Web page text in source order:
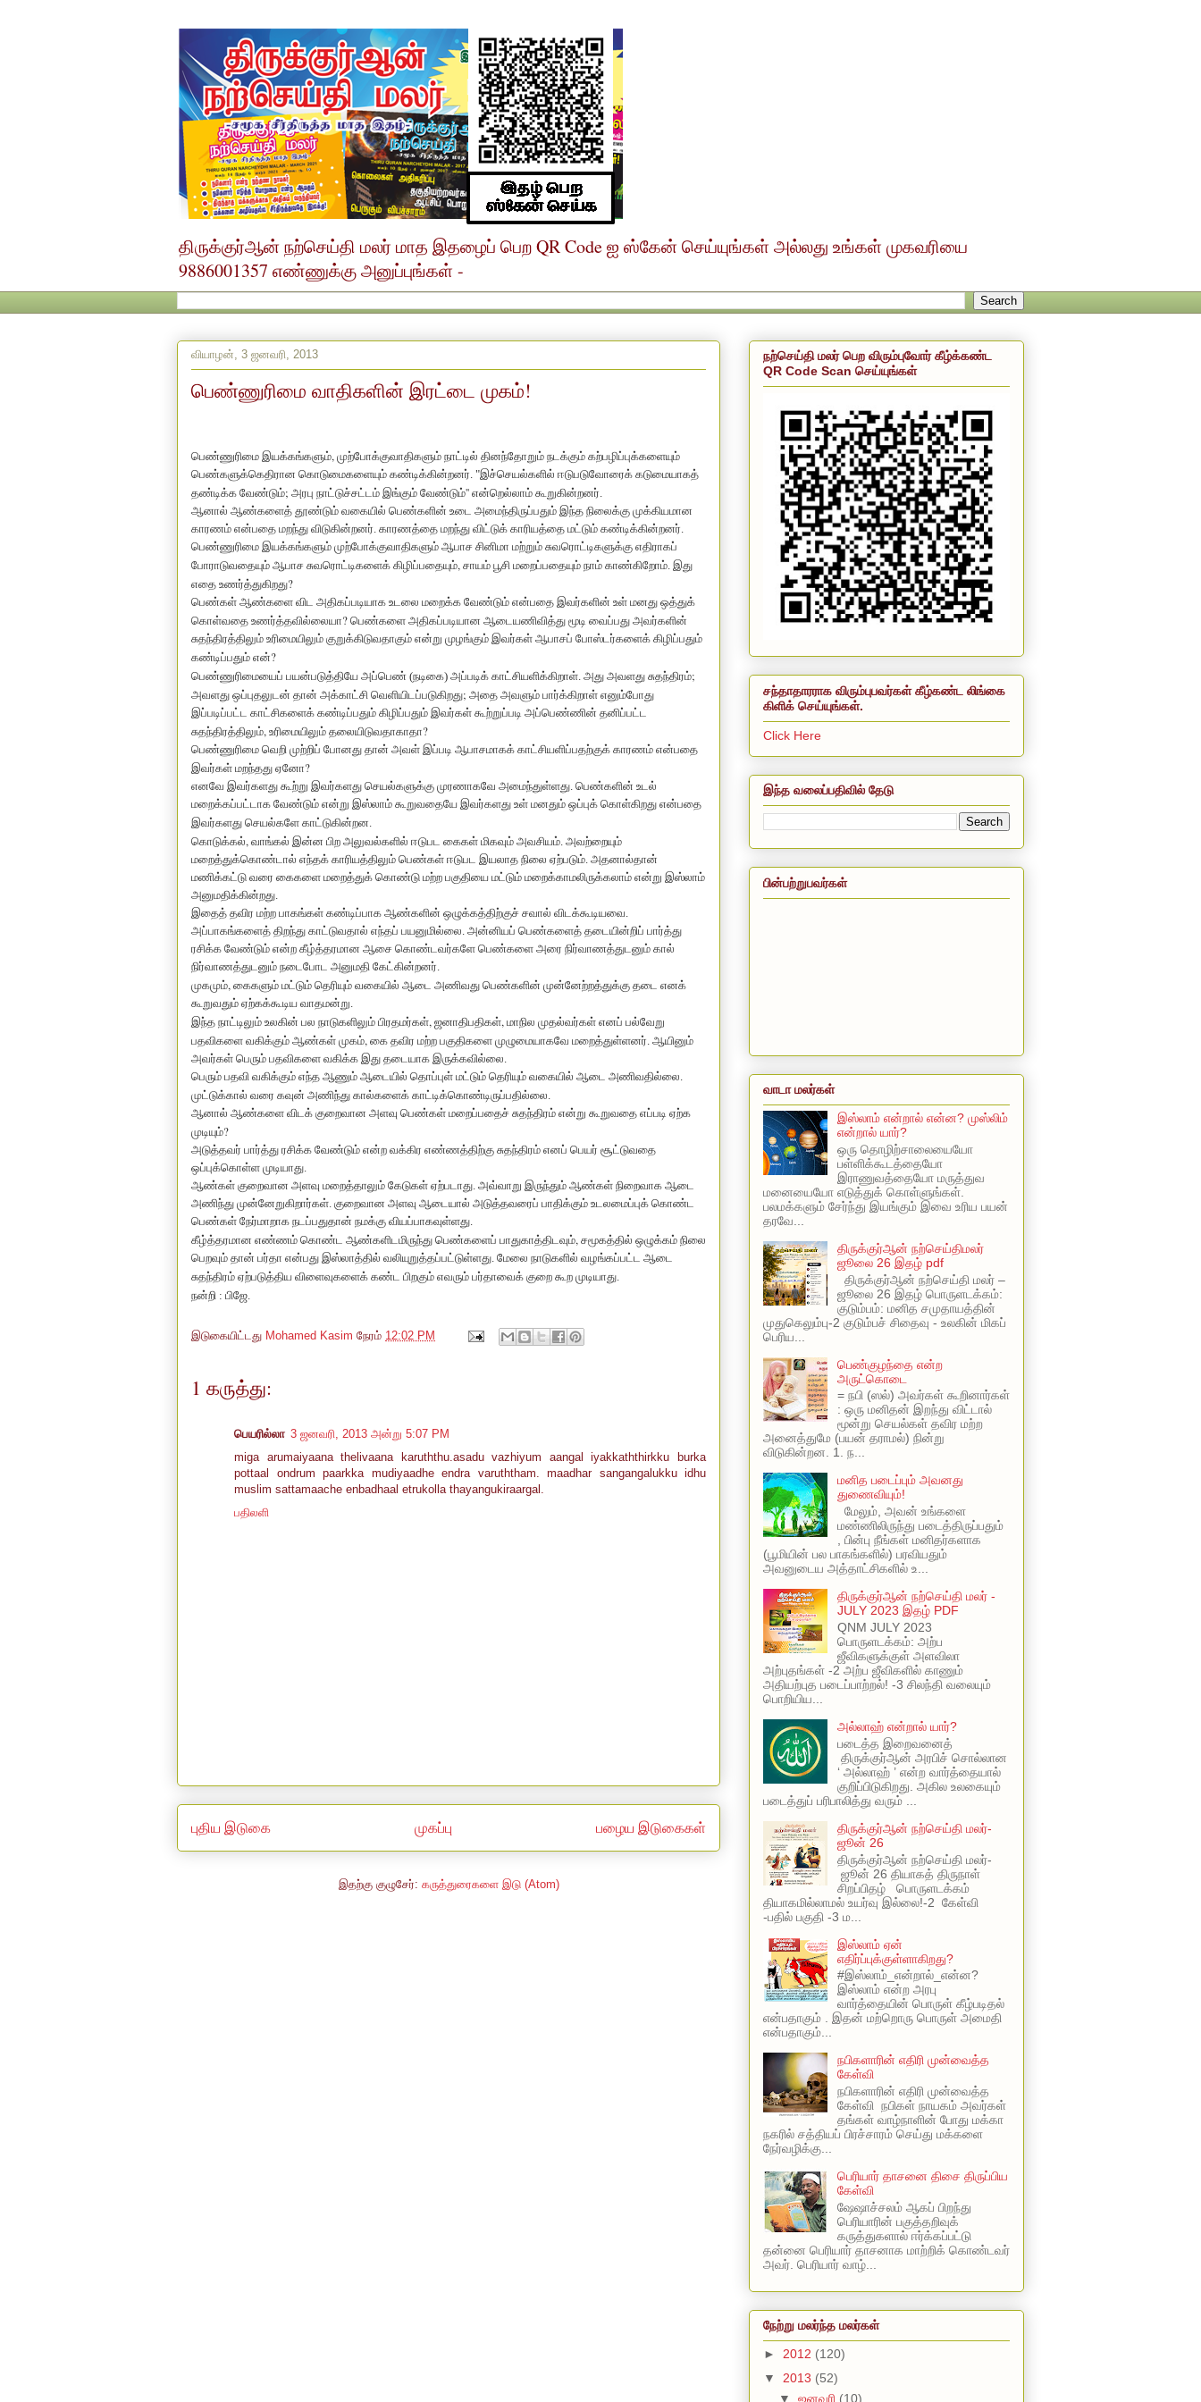
திருக்குர்ஆன் நற்செய்தி மலர் மாத இதழைப் பெற QR Code ஐ ஸ்கேன் செய்யுங்கள் அல்லது உங்கள் முகவரியை
9886001357 எண்ணுக்கு அனுப்புங்கள் -
வியாழன், 3 ஜனவரி, 2013
பெண்ணுரிமை வாதிகளின் இரட்டை முகம்!
பெண்ணுரிமை இயக்கங்களும், முற்போக்குவாதிகளும் நாட்டில் தினந்தோறும் நடக்கும் கற்பழிப்புக்களையும்
பெண்களுக்கெதிரான கொடுமைகளையும் கண்டிக்கின்றனர். "இச்செயல்களில் ஈடுபடுவோரைக் கடுமையாகத்
தண்டிக்க வேண்டும்; அரபு நாட்டுச்சட்டம் இங்கும் வேண்டும்'' என்றெல்லாம் கூறுகின்றனர்.
ஆனால் ஆண்களைத் தூண்டும் வகையில் பெண்களின் உடை அமைந்திருப்பதும் இந்த நிலைக்கு முக்கியமான
காரணம் என்பதை மறந்து விடுகின்றனர். காரணத்தை மறந்து விட்டுக் காரியத்தை மட்டும் கண்டிக்கின்றனர்.
பெண்ணுரிமை இயக்கங்களும் முற்போக்குவாதிகளும் ஆபாச சினிமா மற்றும் சுவரொட்டிகளுக்கு எதிராகப்
போராடுவதையும் ஆபாச சுவரொட்டிகளைக் கிழிப்பதையும், சாயம் பூசி மறைப்பதையும் நாம் காண்கிறோம். இது
எதை உணர்த்துகிறது?
பெண்கள் ஆண்களை விட அதிகப்படியாக உடலை மறைக்க வேண்டும் என்பதை இவர்களின் உள் மனது ஒத்துக்
கொள்வதை உணர்த்தவில்லையா? பெண்களை அதிகப்படியான ஆடையணிவித்து மூடி வைப்பது அவர்களின்
சுதந்திரத்திலும் உரிமையிலும் குறுக்கிடுவதாகும் என்று முழங்கும் இவர்கள் ஆபாசப் போஸ்டர்களைக் கிழிப்பதும்
கண்டிப்பதும் என்?
பெண்ணுரிமையைப் பயன்படுத்தியே அப்பெண் (நடிகை) அப்படிக் காட்சியளிக்கிறாள். அது அவளது சுதந்திரம்;
அவளது ஒப்புதலுடன் தான் அக்காட்சி வெளியிடப்படுகிறது; அதை அவளும் பார்க்கிறாள் எனும்போது
இப்படிப்பட்ட காட்சிகளைக் கண்டிப்பதும் கிழிப்பதும் இவர்கள் கூற்றுப்படி அப்பெண்ணின் தனிப்பட்ட
சுதந்திரத்திலும், உரிமையிலும் தலையிடுவதாகாதா?
பெண்ணுரிமை வெறி முற்றிப் போனது தான் அவள் இப்படி ஆபாசமாகக் காட்சியளிப்பதற்குக் காரணம் என்பதை
இவர்கள் மறந்தது ஏனோ?
எனவே இவர்களது கூற்று இவர்களது செயல்களுக்கு முரணாகவே அமைந்துள்ளது. பெண்களின் உடல்
மறைக்கப்பட்டாக வேண்டும் என்று இஸ்லாம் கூறுவதையே இவர்களது உள் மனதும் ஒப்புக் கொள்கிறது என்பதை
இவர்களது செயல்களே காட்டுகின்றன.
கொடுக்கல், வாங்கல் இன்ன பிற அலுவல்களில் ஈடுபட கைகள் மிகவும் அவசியம். அவற்றையும்
மறைத்துக்கொண்டால் எந்தக் காரியத்திலும் பெண்கள் ஈடுபட இயலாத நிலை ஏற்படும். அதனால்தான்
மணிக்கட்டு வரை கைகளை மறைத்துக் கொண்டு மற்ற பகுதியை மட்டும் மறைக்காமலிருக்கலாம் என்று இஸ்லாம்
அனுமதிக்கின்றது.
இதைத் தவிர மற்ற பாகங்கள் கண்டிப்பாக ஆண்களின் ஒழுக்கத்திற்குச் சவால் விடக்கூடியவை.
அப்பாகங்களைத் திறந்து காட்டுவதால் எந்தப் பயனுமில்லை. அன்னியப் பெண்களைத் தடையின்றிப் பார்த்து
ரசிக்க வேண்டும் என்ற கீழ்த்தரமான ஆசை கொண்டவர்களே பெண்களை அரை நிர்வாணத்துடனும் கால்
நிர்வாணத்துடனும் நடைபோட அனுமதி கேட்கின்றனர்.
முகமும், கைகளும் மட்டும் தெரியும் வகையில் ஆடை அணிவது பெண்களின் முன்னேற்றத்துக்கு தடை எனக்
கூறுவதும் ஏற்கக்கூடிய வாதமன்று.
இந்த நாட்டிலும் உலகின் பல நாடுகளிலும் பிரதமர்கள், ஜனாதிபதிகள், மாநில முதல்வர்கள் எனப் பல்வேறு
பதவிகளை வகிக்கும் ஆண்கள் முகம், கை தவிர மற்ற பகுதிகளை முழுமையாகவே மறைத்துள்ளனர். ஆயினும்
அவர்கள் பெரும் பதவிகளை வகிக்க இது தடையாக இருக்கவில்லை.
பெரும் பதவி வகிக்கும் எந்த ஆணும் ஆடையில் தொப்புள் மட்டும் தெரியும் வகையில் ஆடை அணிவதில்லை.
முட்டுக்கால் வரை கவுன் அணிந்து கால்களைக் காட்டிக்கொண்டிருப்பதில்லை.
ஆனால் ஆண்களை விடக் குறைவான அளவு பெண்கள் மறைப்பதைச் சுதந்திரம் என்று கூறுவதை எப்படி ஏற்க
முடியும்?
அடுத்தவர் பார்த்து ரசிக்க வேண்டும் என்ற வக்கிர எண்ணத்திற்கு சுதந்திரம் எனப் பெயர் சூட்டுவதை
ஒப்புக்கொள்ள முடியாது.
ஆண்கள் குறைவான அளவு மறைத்தாலும் கேடுகள் ஏற்படாது. அவ்வாறு இருந்தும் ஆண்கள் நிறைவாக ஆடை
அணிந்து முன்னேறுகிறார்கள். குறைவான அளவு ஆடையால் அடுத்தவரைப் பாதிக்கும் உடலமைப்புக் கொண்ட
பெண்கள் நேர்மாறாக நடப்பதுதான் நமக்கு வியப்பாகவுள்ளது.
கீழ்த்தரமான எண்ணம் கொண்ட ஆண்களிடமிருந்து பெண்களைப் பாதுகாத்திடவும், சமூகத்தில் ஒழுக்கம் நிலை
பெறவும் தான் பர்தா என்பது இஸ்லாத்தில் வலியுறுத்தப்பட்டுள்ளது. மேலை நாடுகளில் வழங்கப்பட்ட ஆடை
சுதந்திரம் ஏற்படுத்திய விளைவுகளைக் கண்ட பிறகும் எவரும் பர்தாவைக் குறை கூற முடியாது.
நன்றி : பிஜே.
இடுகையிட்டது Mohamed Kasim நேரம் 12:02 PM
1 கருத்து:
பெயரில்லா 3 ஜனவரி, 2013 அன்று 5:07 PM
miga arumaiyaana thelivaana karuththu.asadu vazhiyum aangal iyakkaththirkku burka
pottaal ondrum paarkka mudiyaadhe endra varuththam. maadhar sangangalukku idhu
muslim sattamaache enbadhaal etrukolla thayangukiraargal.
பதிலளி
புதிய இடுகை பழைய இடுகைகள்
முகப்பு
இதற்கு குழுசேர்: கருத்துரைகளை இடு (Atom)
நற்செய்தி மலர் பெற விரும்புவோர் கீழ்க்கண்ட
QR Code Scan செய்யுங்கள்
சந்தாதாரராக விரும்புபவர்கள் கீழ்கண்ட லிங்கை
கிளிக் செய்யுங்கள்.
Click Here
இந்த வலைப்பதிவில் தேடு
பின்பற்றுபவர்கள்
வாடா மலர்கள்
இஸ்லாம் என்றால் என்ன? முஸ்லிம்
என்றால் யார்?
ஒரு தொழிற்சாலையையோ
பள்ளிக்கூடத்தையோ
இராணுவத்தையோ மருத்துவ
மனையையோ எடுத்துக் கொள்ளுங்கள்.
பலமக்களும் சேர்ந்து இயங்கும் இவை உரிய பயன்
தரவே...
திருக்குர்ஆன் நற்செய்திமலர்
ஜூலை 26 இதழ் pdf
திருக்குர்ஆன் நற்செய்தி மலர் –
ஜூலை 26 இதழ் பொருளடக்கம்:
குடும்பம்: மனித சமுதாயத்தின்
முதுகெலும்பு-2 குடும்பச் சிதைவு - உலகின் மிகப்
பெரிய...
பெண்குழந்தை என்ற
அருட்கொடை
= நபி (ஸல்) அவர்கள் கூறினார்கள்
: ஒரு மனிதன் இறந்து விட்டால்
மூன்று செயல்கள் தவிர மற்ற
அனைத்துமே (பயன் தராமல்) நின்று
விடுகின்றன. 1. ந...
மனித படைப்பும் அவனது
துணைவியும்!
மேலும், அவன் உங்களை
மண்ணிலிருந்து படைத்திருப்பதும்
, பின்பு நீங்கள் மனிதர்களாக
(பூமியின் பல பாகங்களில்) பரவியதும்
அவனுடைய அத்தாட்சிகளில் உ...
திருக்குர்ஆன் நற்செய்தி மலர் -
JULY 2023 இதழ் PDF
QNM JULY 2023
பொருளடக்கம்: அற்ப
ஜீவிகளுக்குள் அளவிலா
அற்புதங்கள் -2 அற்ப ஜீவிகளில் காணும்
அதியற்புத படைப்பாற்றல்! -3 சிலந்தி வலையும்
பொறியிய...
அல்லாஹ் என்றால் யார்?
படைத்த இறைவனைத்
திருக்குர்ஆன் அரபிச் சொல்லான
‘ அல்லாஹ் ’ என்ற வார்த்தையால்
குறிப்பிடுகிறது. அகில உலகையும்
படைத்துப் பரிபாலித்து வரும் ...
திருக்குர்ஆன் நற்செய்தி மலர்-
ஜூன் 26
திருக்குர்ஆன் நற்செய்தி மலர்-
ஜூன் 26 தியாகத் திருநாள்
சிறப்பிதழ் பொருளடக்கம்
தியாகமில்லாமல் உயர்வு இல்லை!-2 கேள்வி
-பதில் பகுதி -3 ம...
இஸ்லாம் ஏன்
எதிர்ப்புக்குள்ளாகிறது?
#இஸ்லாம்_என்றால்_என்ன?
இஸ்லாம் என்ற அரபு
வார்த்தையின் பொருள் கீழ்படிதல்
என்பதாகும் . இதன் மற்றொரு பொருள் அமைதி
என்பதாகும்...
நபிகளாரின் எதிரி முன்வைத்த
கேள்வி
நபிகளாரின் எதிரி முன்வைத்த
கேள்வி நபிகள் நாயகம் அவர்கள்
தங்கள் வாழ்நாளின் போது மக்கா
நகரில் சத்தியப் பிரச்சாரம் செய்து மக்களை
நேர்வழிக்கு...
பெரியார் தாசனை திசை திருப்பிய
கேள்வி
ஷேஷாச்சலம் ஆகப் பிறந்து
பெரியாரின் பகுத்தறிவுக்
கருத்துகளால் ஈர்க்கப்பட்டு
தன்னை பெரியார் தாசனாக மாற்றிக் கொண்டவர்
அவர். பெரியார் வாழ்...
நேற்று மலர்ந்த மலர்கள்
► 2012 (120)
▼ 2013 (52)
▼ ஜனவரி (10)